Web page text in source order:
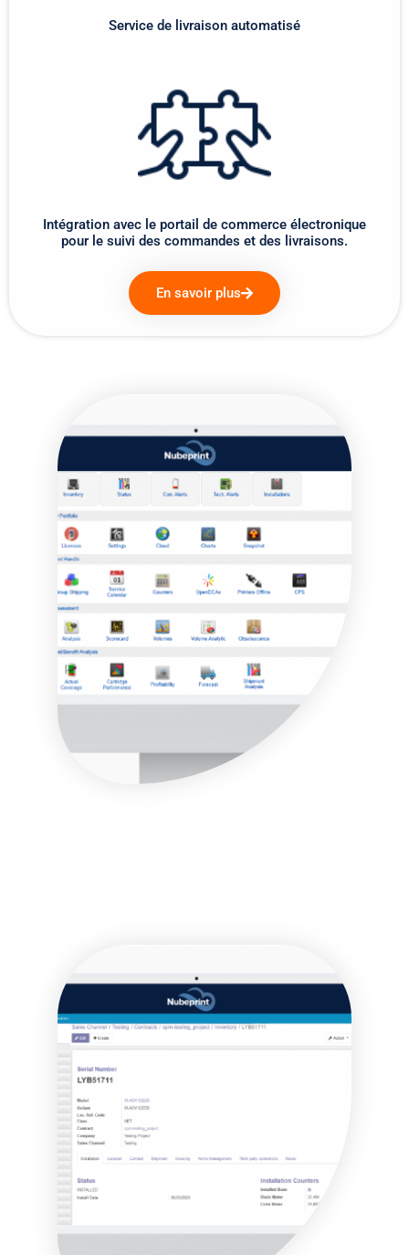
Service de livraison automatisé
Intégration avec le portail de commerce électronique
pour le suivi des commandes et des livraisons.
En savoir plus